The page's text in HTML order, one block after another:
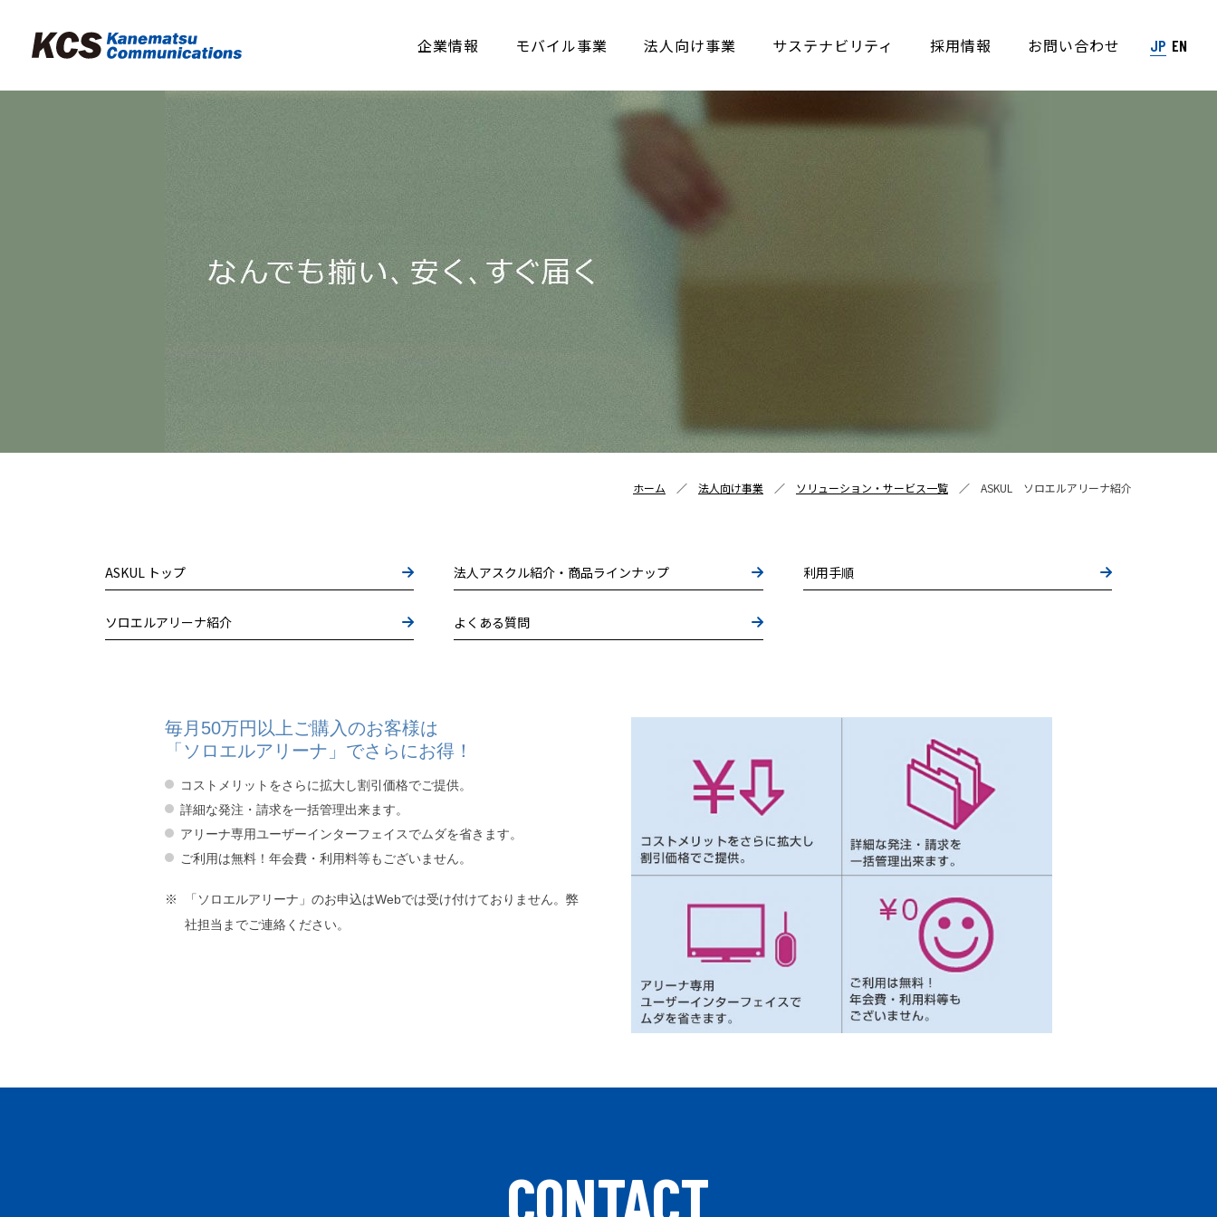
企業情報 モバイル事業 法人向け事業 サステナビリティ 採用情報 お問い合わせ JP EN
ホーム 法人向け事業 ソリューション・サービス一覧 ASKUL ソロエルアリーナ紹介
ASKUL トップ 法人アスクル紹介・商品ラインナップ 利用手順
ソロエルアリーナ紹介 よくある質問
毎月50万円以上ご購入のお客様は
「ソロエルアリーナ」でさらにお得！
コストメリットをさらに拡大し割引価格でご提供。
詳細な発注・請求を一括管理出来ます。
アリーナ専用ユーザーインターフェイスでムダを省きます。
ご利用は無料！年会費・利用料等もございません。
「ソロエルアリーナ」のお申込はWebでは受け付けておりません。弊
社担当までご連絡ください。
CONTACT